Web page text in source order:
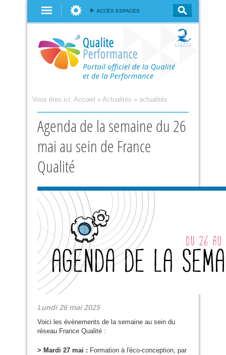
ACCÈS ESPACES
Vous êtes ici: Accueil » Actualités » actualités
Agenda de la semaine du 26
mai au sein de France
Qualité
Lundi 26 mai 2025
Voici les évènements de la semaine au sein du
réseau France Qualité :
> Mardi 27 mai : Formation à l'éco-conception, par